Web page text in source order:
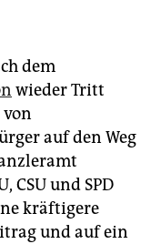
dem
wieder Tritt
auf den Weg
CSU und SPD
kräftigere
und auf ein